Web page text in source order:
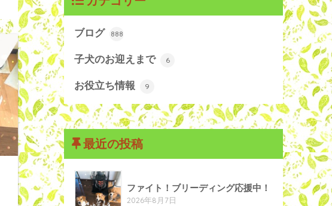
ブログ 888
子犬のお迎えまで 6
お役立ち情報 9
最近の投稿
ファイト！ブリーディング応援中！
2026年8月7日